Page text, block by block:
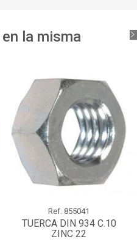
la misma
Ref. 855041
TUERCA DIN 934 C.10
ZINC 22